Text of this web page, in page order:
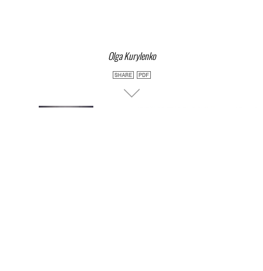
Olga Kurylenko